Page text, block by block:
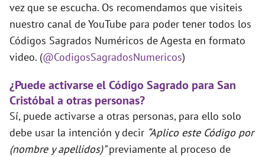
vez que se escucha. Os recomendamos que visiteis
nuestro canal de YouTube para poder tener todos los
Códigos Sagrados Numéricos de Agesta en formato
video. (@CodigosSagradosNumericos)
¿Puede activarse el Código Sagrado para San
Cristóbal a otras personas?
Sí, puede activarse a otras personas, para ello solo
debe usar la intención y decir “Aplico este Código por
(nombre y apellidos)”previamente al proceso de